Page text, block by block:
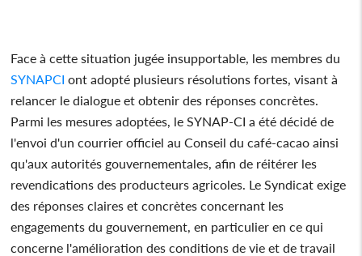
Face à cette situation jugée insupportable, les membres du
SYNAPCI ont adopté plusieurs résolutions fortes, visant à
relancer le dialogue et obtenir des réponses concrètes.
Parmi les mesures adoptées, le SYNAP-CI a été décidé de
l'envoi d'un courrier officiel au Conseil du café-cacao ainsi
qu'aux autorités gouvernementales, afin de réitérer les
revendications des producteurs agricoles. Le Syndicat exige
des réponses claires et concrètes concernant les
engagements du gouvernement, en particulier en ce qui
concerne l'amélioration des conditions de vie et de travail